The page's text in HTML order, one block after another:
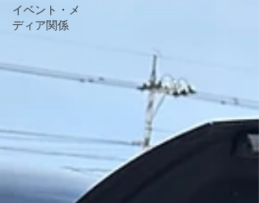
イベント・メ
ディア関係